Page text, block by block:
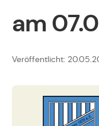
am
Veröffentlicht: